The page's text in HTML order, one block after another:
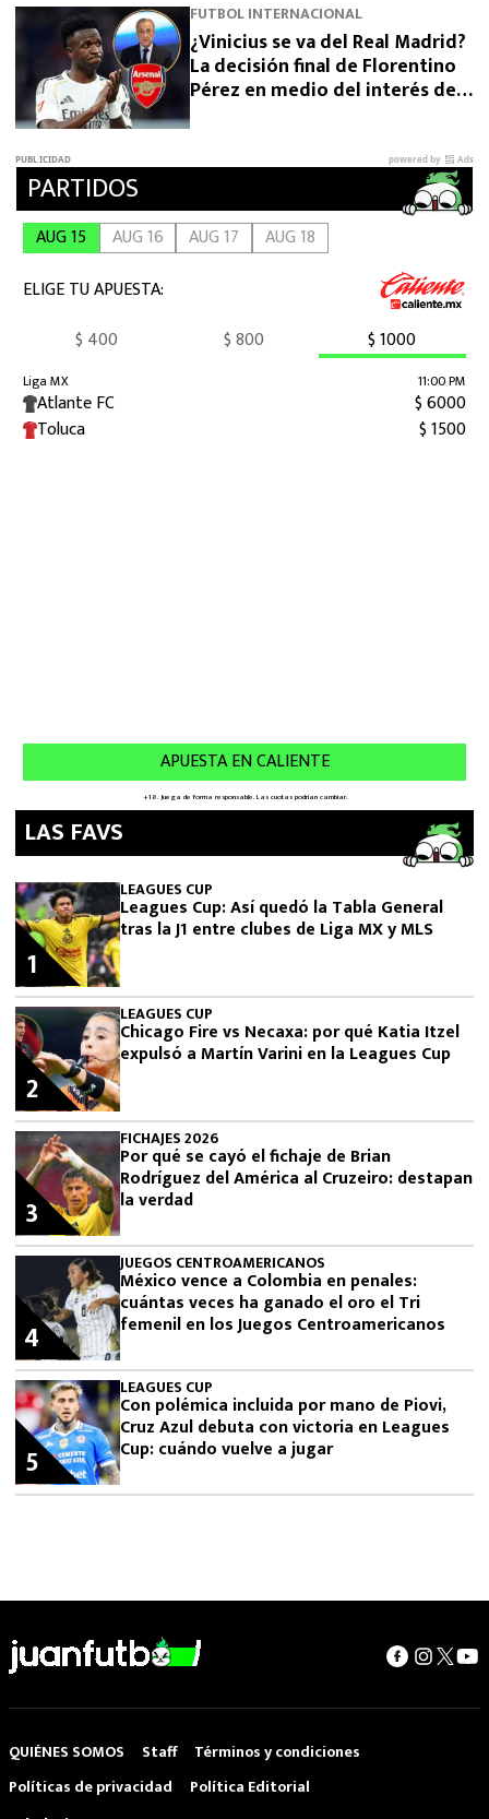
FUTBOL INTERNACIONAL
¿Vinicius se va del Real Madrid?
La decisión final de Florentino
Pérez en medio del interés del
LAS FAVS
LEAGUES CUP
Leagues Cup: Así quedó la Tabla General
tras la J1 entre clubes de Liga MX y MLS
1
LEAGUES CUP
Chicago Fire vs Necaxa: por qué Katia Itzel
expulsó a Martín Varini en la Leagues Cup
2
FICHAJES 2026
Por qué se cayó el fichaje de Brian
Rodríguez del América al Cruzeiro: destapan
la verdad
3
JUEGOS CENTROAMERICANOS
México vence a Colombia en penales:
cuántas veces ha ganado el oro el Tri
femenil en los Juegos Centroamericanos
4
LEAGUES CUP
Con polémica incluida por mano de Piovi,
Cruz Azul debuta con victoria en Leagues
Cup: cuándo vuelve a jugar
5
QUIÉNES SOMOS Staff
Términos y condiciones
Políticas de privacidad
Política Editorial